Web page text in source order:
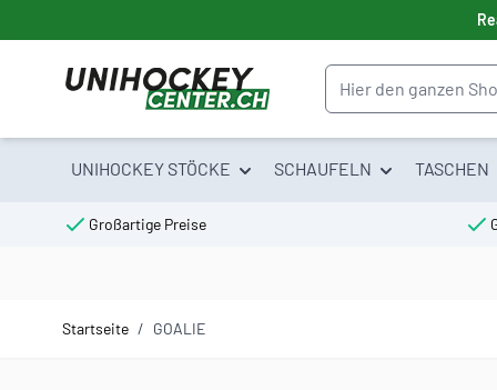
Suche
UNIHOCKEY STÖCKE SCHAUFELN TASCHEN
Großartige Preise
Startseite / GOALIE